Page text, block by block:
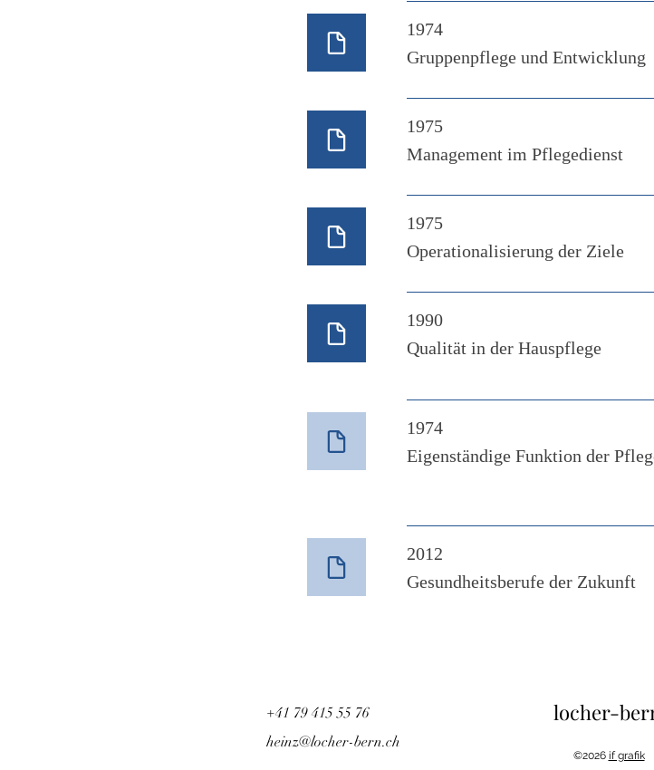
1974
Gruppenpflege und Entwicklung
1975
Management im Pflegedienst
1975
Operationalisierung der Ziele
1990
Qualität in der Hauspflege
1974
Eigenständige Funktion der
2012
Gesundheitsberufe der Zukunft
+41 79 415 55 76
heinz@locher-bern.ch
locher-
©2026 if grafik